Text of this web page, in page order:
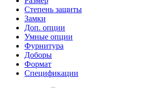
Степень защиты
Замки
Доп. опции
Умные опции
Фурнитура
Доборы
Формат
Спецификации